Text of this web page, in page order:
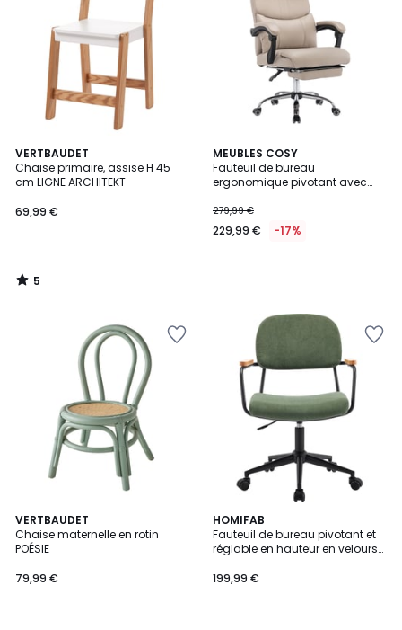
VERTBAUDET
Chaise primaire, assise H 45
cm LIGNE ARCHITEKT
69,99 €
5
/
5
5
/
MEUBLES COSY
Fauteuil de bureau
ergonomique pivotant avec
hauteur réglable, ABBOOTE
279,99 €
229,99 € -17%
VERTBAUDET
Chaise maternelle en rotin
POÉSIE
79,99 €
HOMIFAB
Fauteuil de bureau pivotant et
réglable en hauteur en velours
199,99 €
4
/
5
2
Couleurs